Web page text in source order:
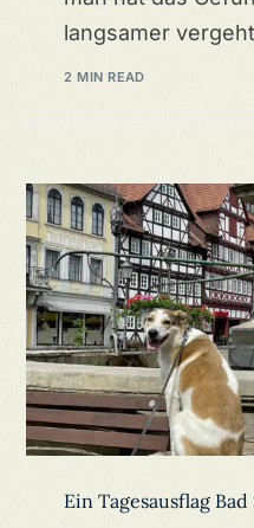
langsamer
2 MIN READ
Ein Tagesausflag